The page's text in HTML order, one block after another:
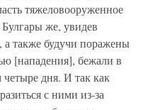
тяжеловооруженное
же, увидев
а также будучи поражены
[нападения], бежали в
четыре дня. И так как
с ними из-за